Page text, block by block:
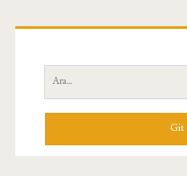
Birincil
Yan
Menü
Ara: